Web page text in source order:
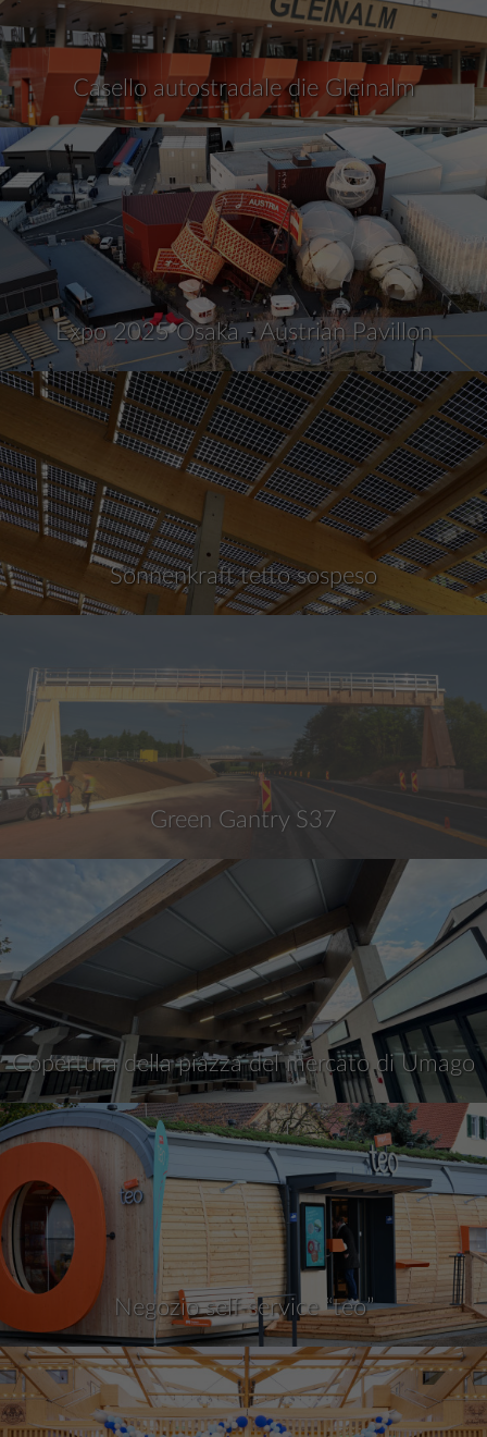
Casello autostradale die Gleinalm
Expo 2025 Osaka - Austrian Pavillon
Sonnenkraft tetto sospeso
Green Gantry S37
Copertura della piazza del mercato di Umago
Negozio self-service “teo”